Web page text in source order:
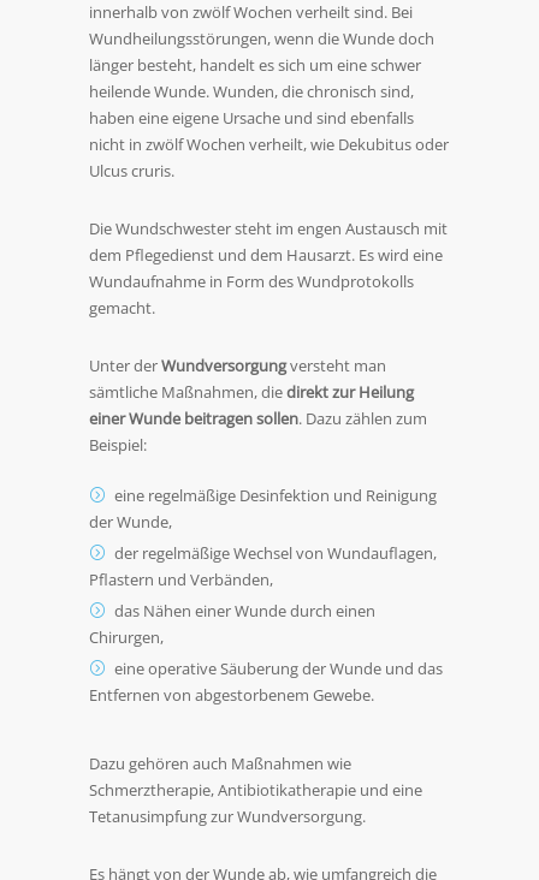
innerhalb von zwölf Wochen verheilt sind. Bei
Wundheilungsstörungen, wenn die Wunde doch
länger besteht, handelt es sich um eine schwer
heilende Wunde. Wunden, die chronisch sind,
haben eine eigene Ursache und sind ebenfalls
nicht in zwölf Wochen verheilt, wie Dekubitus oder
Ulcus cruris.
Die Wundschwester steht im engen Austausch mit
dem Pflegedienst und dem Hausarzt. Es wird eine
Wundaufnahme in Form des Wundprotokolls
gemacht.
Unter derWundversorgungversteht man
sämtliche Maßnahmen, diedirekt zur Heilung
einer Wunde beitragensollen. Dazu zählen zum
Beispiel:
eine regelmäßige Desinfektion und Reinigung
der Wunde,
der regelmäßige Wechsel von Wundauflagen,
Pflastern und Verbänden,
das Nähen einer Wunde durch einen
Chirurgen,
eine operative Säuberung der Wunde und das
Entfernen von abgestorbenem Gewebe.
Dazu gehören auch Maßnahmen wie
Schmerztherapie, Antibiotikatherapie und eine
Tetanusimpfung zur Wundversorgung.
Es hängt von der Wunde ab, wie umfangreich die